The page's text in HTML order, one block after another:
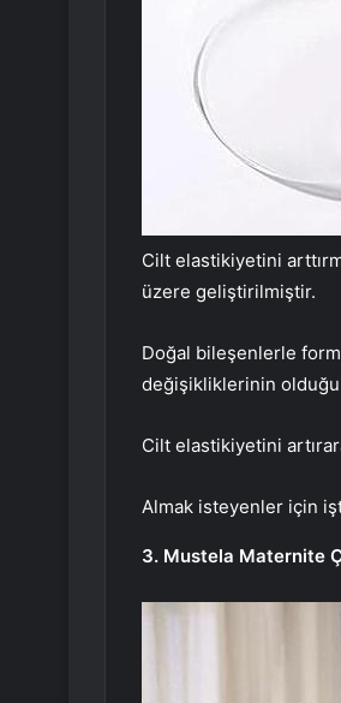
Cilt elastikiyetini
üzere geliştirilmiştir.
Doğal bileşenlerle
değişikliklerinin
Cilt elastikiyetini
Almak isteyenler için
3. Mustela Maternite